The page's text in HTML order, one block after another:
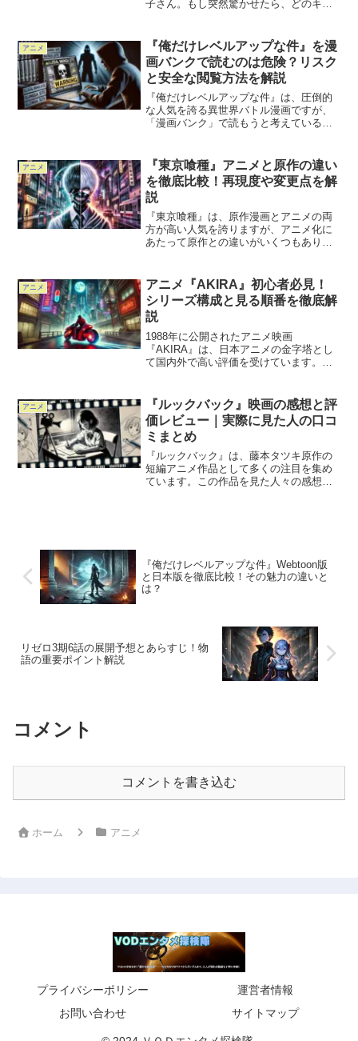
子さん。もし突然驚かせたら、どのキャ
っ!?」なのか、それとも悟天の可愛らし
い声？この記事では、野沢雅...
アニメ
『俺だけレベルアップな件』を漫
画バンクで読むのは危険？リスク
と安全な閲覧方法を解説
『俺だけレベルアップな件』は、圧倒的
な人気を誇る異世界バトル漫画ですが、
「漫画バンク」で読もうと考えている方
洩などの危険が潜んでいます。 本記事で
は、漫画バンクで『俺...
アニメ
『東京喰種』アニメと原作の違い
を徹底比較！再現度や変更点を解
説
『東京喰種』は、原作漫画とアニメの両
方が高い人気を誇りますが、アニメ化に
あたって原作との違いがいくつもありま
のか？その違いを徹底的に比較してみま
しょう。この記事では、ア...
アニメ
アニメ『AKIRA』初心者必見！
シリーズ構成と見る順番を徹底解
説
1988年に公開されたアニメ映画
『AKIRA』は、日本アニメの金字塔とし
て国内外で高い評価を受けています。し
かもしれません。この記事では、初心者
の方に向けて『AKIRA』...
アニメ
『ルックバック』映画の感想と評
価レビュー｜実際に見た人の口コ
ミまとめ
『ルックバック』は、藤本タツキ原作の
短編アニメ作品として多くの注目を集め
ています。この作品を見た人々の感想や
『俺だけレベルアップな件』Webtoon版
と日本版を徹底比較！その魅力の違いと
は？
リゼロ3期6話の展開予想とあらすじ！物
語の重要ポイント解説
コメント
コメントを書き込む
ホーム アニメ
プライバシーポリシー
運営者情報
お問い合わせ
サイトマップ